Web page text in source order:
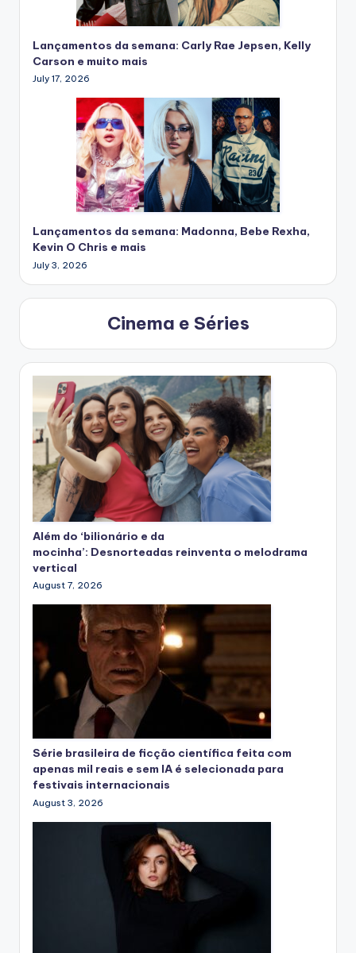
Lançamentos da semana: Carly Rae Jepsen, Kelly
Carson e muito mais
July 17, 2026
Lançamentos da semana: Madonna, Bebe Rexha,
Kevin O Chris e mais
July 3, 2026
Cinema e Séries
Além do ‘bilionário e da
mocinha’: Desnorteadas reinventa o melodrama
vertical
August 7, 2026
Série brasileira de ficção científica feita com
apenas mil reais e sem IA é selecionada para
festivais internacionais
August 3, 2026